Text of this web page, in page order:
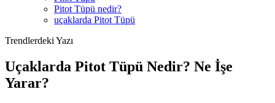
Pitot Tüpü nedir?
uçaklarda Pitot Tüpü
Trendlerdeki Yazı
Uçaklarda Pitot Tüpü Nedir? Ne İşe
Yarar?